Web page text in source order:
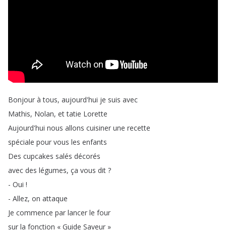
Bonjour à tous, aujourd'hui je suis avec
Mathis, Nolan, et tatie Lorette
Aujourd'hui nous allons cuisiner une recette
spéciale pour vous les enfants
Des cupcakes salés décorés
avec des légumes, ça vous dit ?
- Oui !
- Allez, on attaque
Je commence par lancer le four
sur la fonction « Guide Saveur »